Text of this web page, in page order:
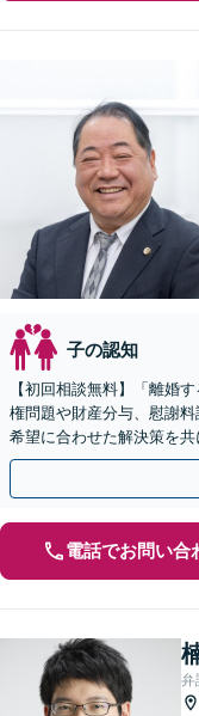
子の認知
【初回相談無料】「離婚
権問題や財産分与、慰謝
希望に合わせた解決策を共
「熟年離婚のご相談もお
電話でお問い合
弁